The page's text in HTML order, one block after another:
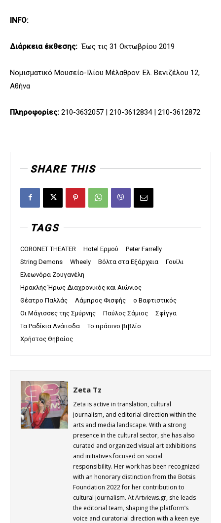
INFO:
Διάρκεια έκθεσης: Έως τις 31 Οκτωβρίου 2019
Νομισματικό Μουσείο-Ιλίου Μέλαθρον: Ελ. Βενιζέλου 12,
Αθήνα
Πληροφορίες: 210-3632057 | 210-3612834 | 210-3612872
SHARE THIS
TAGS
CORONET THEATER Hotel Ερμού
Peter Farrelly
String Demons
Wheely Βόλτα στα Εξάρχεια
Γουίλι
Ελεωνόρα Ζουγανέλη
Ηρακλής Ήρως Διαχρονικός και Αιώνιος
Θέατρο Παλλάς
Λάμπρος Φισφής
ο Βαφτιστικός
Οι Μάγισσες της Σμύρνης
Παύλος Σάμιος
Σφίγγα
Τα Ραδίκια Ανάποδα
Το πράσινο βιβλίο
Χρήστος Θηβαίος
Zeta Tz
Zeta is active in translation, cultural
journalism, and editorial direction within the
arts and media landscape. With a strong
presence in the cultural sector, she has also
curated and organized visual art exhibitions
and initiatives focused on social
responsibility. Her work has been recognized
with an honorary distinction from the Botsis
Foundation 2022 for her contribution to
cultural journalism. At Artviews.gr, she leads
the editorial team, shaping the platform’s
voice and curatorial direction with a keen eye